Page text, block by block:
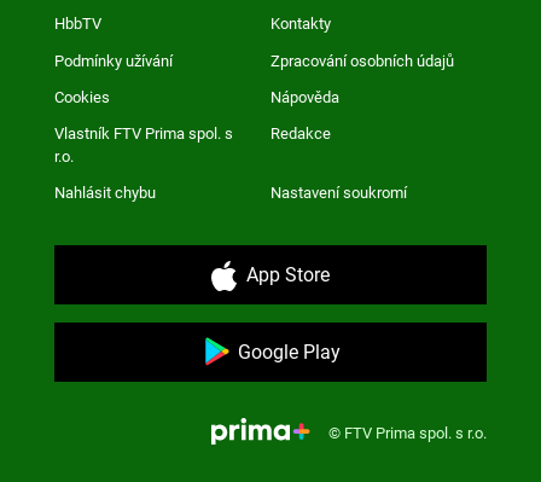
HbbTV Kontakty
Podmínky užívání Zpracování osobních údajů
Cookies Nápověda
Vlastník FTV Prima spol. s
r.o.
Redakce
Nahlásit chybu Nastavení soukromí
App Store
Google Play
© FTV Prima spol. s r.o.